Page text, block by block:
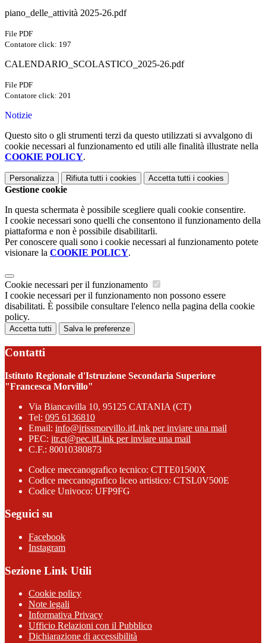
piano_delle_attività 2025-26.pdf
File PDF
Contatore click: 197
CALENDARIO_SCOLASTICO_2025-26.pdf
File PDF
Contatore click: 201
Notizie
Questo sito o gli strumenti terzi da questo utilizzati si avvalgono di
cookie necessari al funzionamento ed utili alle finalità illustrate nella
COOKIE POLICY.
Personalizza Rifiuta tutti i cookies Accetta tutti i cookies
Gestione cookie
In questa schermata è possibile scegliere quali cookie consentire.
I cookie necessari sono quelli che consentono il funzionamento della
piattaforma e non è possibile disabilitarli.
Per conoscere quali sono i cookie necessari al funzionamento potete
visionare la COOKIE POLICY.
Cookie necessari per il funzionamento
I cookie necessari per il funzionamento non possono essere
disabilitati. È possibile consultare l'elenco nella pagina della cookie
policy.
Accetta tutti Salva le preferenze
Contatti
Istituto Regionale d'Istruzione Secondaria Superiore
"Francesca Morvillo"
Via Biancavilla 10, 95125 CATANIA (CT)
Tel: 095 6136810
Email: info@irissmorvillo.itLink per inviare una mail
PEC: itr.ct@pec.itLink per inviare una mail
C.F.: 80010380873
Codice meccanografico tecnico: CTTE01500X
Codice meccanografico liceo artistico: CTSL0V500E
Codice Univoco: UFP9FG
Seguici su
Facebook
Instagram
Sezione Link Utili
Cookie policy
Note legali
Informativa Privacy
Ufficio Relazioni con il Pubblico
Dichiarazione di accessibilità